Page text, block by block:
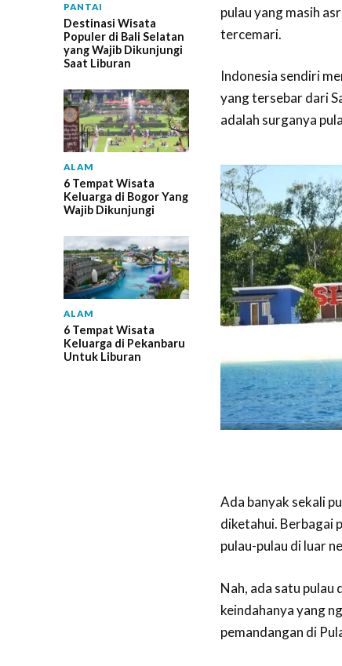
PANTAI
Destinasi Wisata
Populer di Bali Selatan
yang Wajib Dikunjungi
Saat Liburan
ALAM
6 Tempat Wisata
Keluarga di Bogor Yang
Wajib Dikunjungi
ALAM
6 Tempat Wisata
Keluarga di Pekanbaru
Untuk Liburan
pulau yang masih
tercemari.
Indonesia sendiri
yang tersebar dari
adalah surganya
Ada banyak sekali
diketahui. Berbagai
pulau-pulau di luar
Nah, ada satu pulau
keindahanya yang
pemandangan di